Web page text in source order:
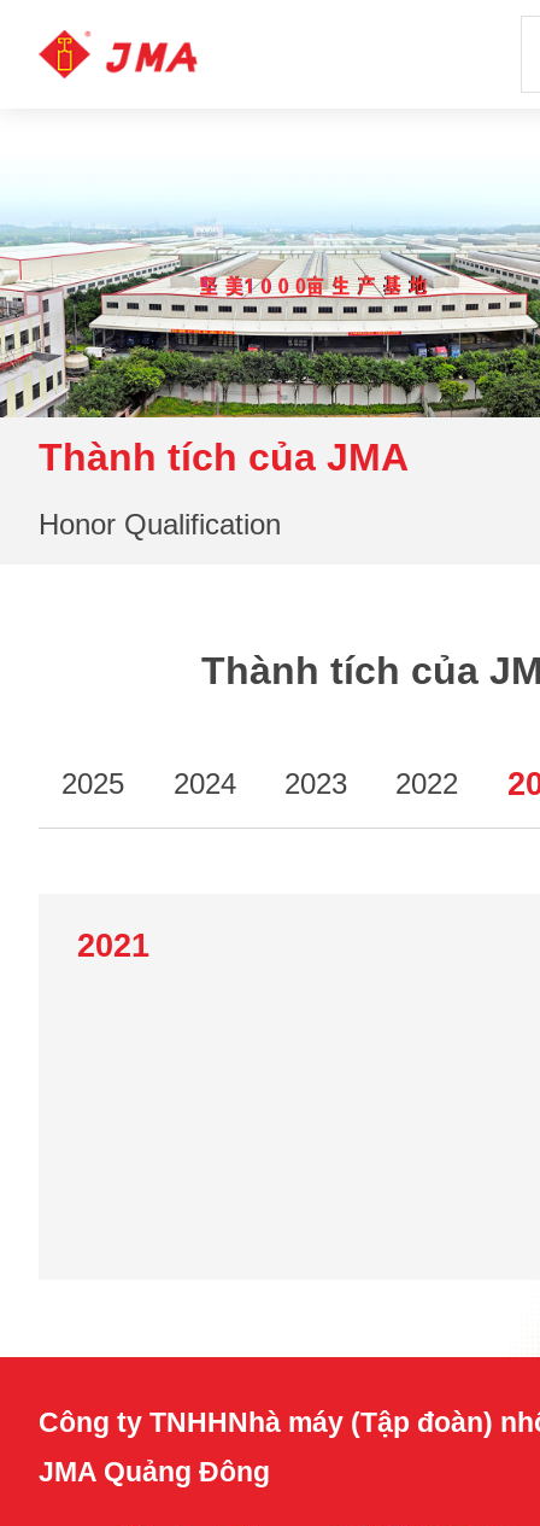
Thành tích của JMA
Honor Qualification
Thành tích của
2025 2024 2023 2022
2021
Công ty TNHHNhà máy (Tập đoàn)
JMA Quảng Đông